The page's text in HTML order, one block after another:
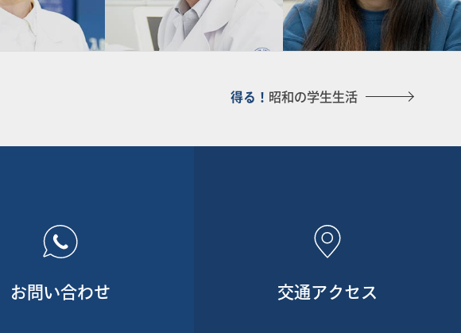
得る！ 昭和の学生生活
お問い合わせ 交通アクセス